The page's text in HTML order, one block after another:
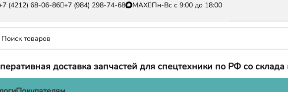
(4212) 68-06-86 +7 (984) 298-74-68 MAX Пн-Вс с 9:00 до 18:00
доставка запчастей для спецтехники по РФ со склада